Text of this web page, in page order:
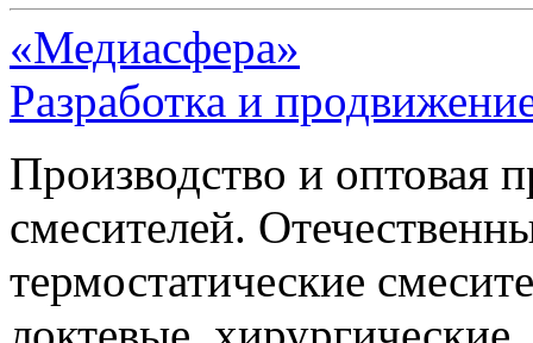
«Медиасфера»
Разработка и
Производство и оптовая
смесителей.
термостатические